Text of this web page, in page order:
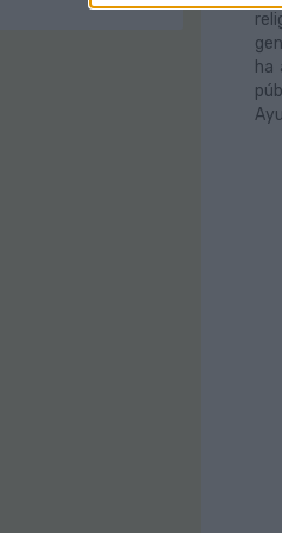
ha